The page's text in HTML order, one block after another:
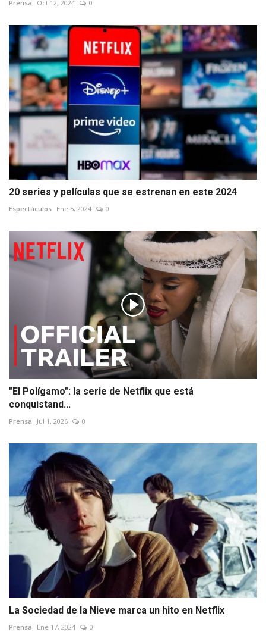
Prensa Oct 12, 2024 0
20 series y películas que se estrenan en este 2024
Espectáculos Ene 5, 2024 0
"El Polígamo": la serie de Netflix que está
conquistand...
Prensa Jul 1, 2026 0
La Sociedad de la Nieve marca un hito en Netflix
Prensa Ene 17, 2024 0